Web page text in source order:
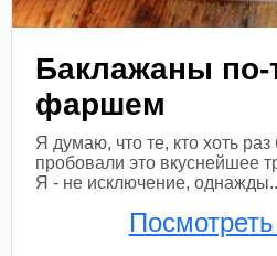
Баклажаны по-
фаршем
Я думаю, что те, кто хоть
пробовали это вкуснейшее
Я - не исключение,